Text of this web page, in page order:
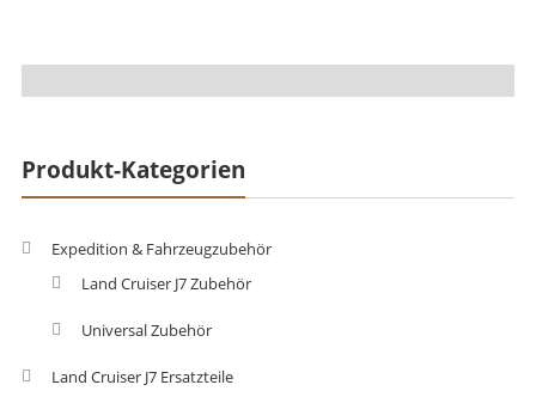
Produkt-Kategorien
Expedition & Fahrzeugzubehör
Land Cruiser J7 Zubehör
Universal Zubehör
Land Cruiser J7 Ersatzteile